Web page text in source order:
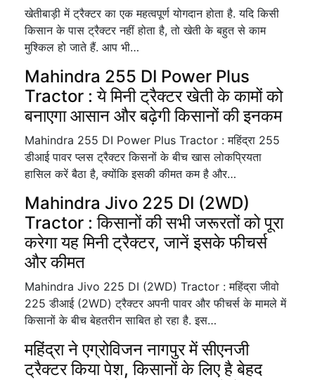
खेतीबाड़ी में ट्रैक्टर का एक महत्वपूर्ण योगदान होता है. यदि किसी
किसान के पास ट्रैक्टर नहीं होता है, तो खेती के बहुत से काम
मुश्किल हो जाते हैं. आप भी…
Mahindra 255 DI Power Plus
Tractor : ये मिनी ट्रैक्टर खेती के कामों को
बनाएगा आसान और बढ़ेगी किसानों की इनकम
Mahindra 255 DI Power Plus Tractor : महिंद्रा 255
डीआई पावर प्लस ट्रैक्टर किसनों के बीच खास लोकप्रियता
हासिल करें बैठा है, क्योंकि इसकी कीमत कम है और…
Mahindra Jivo 225 DI (2WD)
Tractor : किसानों की सभी जरूरतों को पूरा
करेगा यह मिनी ट्रैक्टर, जानें इसके फीचर्स
और कीमत
Mahindra Jivo 225 DI (2WD) Tractor : महिंद्रा जीवो
225 डीआई (2WD) ट्रैक्टर अपनी पावर और फीचर्स के मामले में
किसानों के बीच बेहतरीन साबित हो रहा है. इस…
महिंद्रा ने एग्रोविजन नागपुर में सीएनजी
ट्रैक्टर किया पेश, किसानों के लिए है बेहद